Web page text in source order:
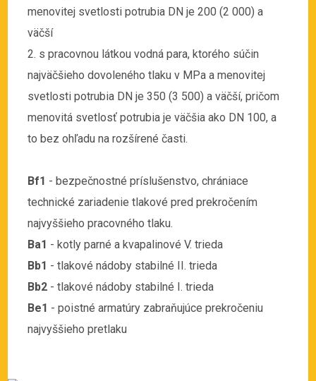
menovitej svetlosti potrubia DN je 200 (2 000) a
väčší
2. s pracovnou látkou vodná para, ktorého súčin
najväčšieho dovoleného tlaku v MPa a menovitej
svetlosti potrubia DN je 350 (3 500) a väčší, pričom
menovitá svetlosť potrubia je väčšia ako DN 100, a
to bez ohľadu na rozšírené časti.
Bf1 - bezpečnostné príslušenstvo, chrániace
technické zariadenie tlakové pred prekročením
najvyššieho pracovného tlaku.
Ba1 - kotly parné a kvapalinové V. trieda
Bb1 - tlakové nádoby stabilné II. trieda
Bb2- tlakové nádoby stabilné I. trieda
Be1 - poistné armatúry zabraňujúce prekročeniu
najvyššieho pretlaku